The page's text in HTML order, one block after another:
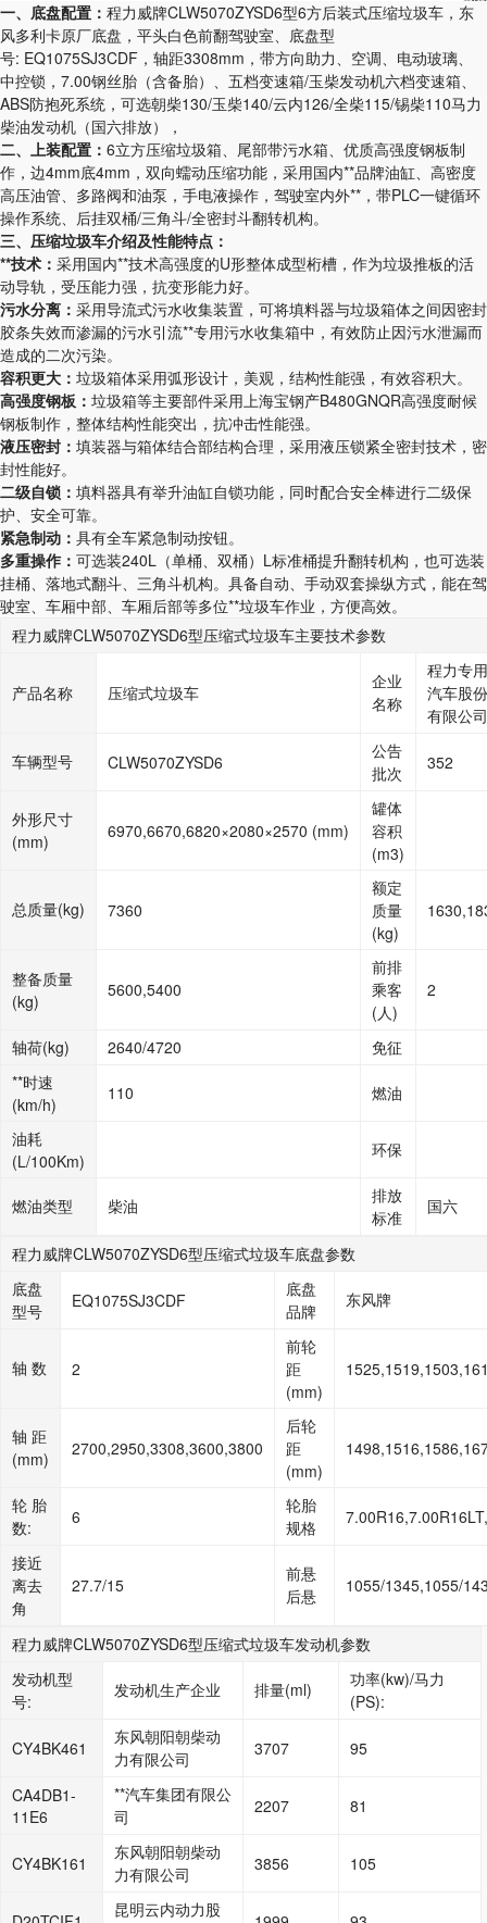
一、底盘配置： 程力威牌CLW5070ZYSD6型6方后装式压缩垃圾车，东
风多利卡原厂底盘，平头白色前翻驾驶室、底盘型
号: EQ1075SJ3CDF ，轴距3308mm ，带方向助力、空调、电动玻璃、
中控锁， 7.00钢丝胎（含备胎）、五档变速箱/玉柴发动机六档变速箱、
ABS防抱死系统，可选朝柴130/玉柴140/云内126/全柴115/锡柴110马力
柴油发动机（国六排放），
二、上装配置： 6立方压缩垃圾箱、尾部带污水箱、优质高强度钢板制
作，边4mm底4mm ，双向蠕动压缩功能，采用国内**品牌油缸、高密度
高压油管、多路阀和油泵，手电液操作，驾驶室内外**，带PLC一键循环
操作系统、后挂双桶/三角斗/全密封斗翻转机构。
三、压缩垃圾车介绍及性能特点：
**技术： 采用国内**技术高强度的U形整体成型桁槽，作为垃圾推板的活
动导轨，受压能力强，抗变形能力好。
污水分离： 采用导流式污水收集装置，可将填料器与垃圾箱体之间因密封
胶条失效而渗漏的污水引流**专用污水收集箱中，有效防止因污水泄漏而
造成的二次污染。
容积更大： 垃圾箱体采用弧形设计，美观，结构性能强，有效容积大。
高强度钢板： 垃圾箱等主要部件采用上海宝钢产B480GNQR高强度耐候
钢板制作，整体结构性能突出，抗冲击性能强。
液压密封： 填装器与箱体结合部结构合理，采用液压锁紧全密封技术，密
封性能好。
二级自锁： 填料器具有举升油缸自锁功能，同时配合安全棒进行二级保
护、安全可靠。
紧急制动： 具有全车紧急制动按钮。
多重操作： 可选装240L （单桶、双桶） L标准桶提升翻转机构，也可选装
挂桶、落地式翻斗、三角斗机构。具备自动、手动双套操纵方式，能在驾
驶室、车厢中部、车厢后部等多位**垃圾车作业，方便高效。
程力威牌CLW5070ZYSD6型压缩式垃圾车主要技术参数
产品名称 压缩式垃圾车
企业
名称
程力专用
汽车股份
有限公司
车辆型号 CLW5070ZYSD6
公告
批次
352
外形尺寸
(mm)
6970,6670,6820×2080×2570 (mm)
罐体
容积
(m3)
总质量(kg) 7360
额定
质量
(kg)
整备质量
(kg)
5600,5400
前排
乘客
(人)
2
轴荷(kg) 2640/4720
免征
**时速
(km/h)
110 燃油
油耗
(L/100Km)
环保
燃油类型 柴油
排放
标准
国六
程力威牌CLW5070ZYSD6型压缩式垃圾车底盘参数
底盘
型号
EQ1075SJ3CDF
底盘
品牌
东风牌
轴 数 2
前轮
距
(mm)
轴 距
(mm)
2700,2950,3308,3600,3800
后轮
距
(mm)
轮 胎
数:
6
轮胎
规格
接近
离去
角
27.7/15
前悬
后悬
1055/1345,1055/
程力威牌CLW5070ZYSD6型压缩式垃圾车发动机参数
发动机型
号:
发动机生产企业 排量(ml)
功率(kw)/马力
(PS):
CY4BK461
东风朝阳朝柴动
力有限公司
3707 95
CA4DB1-
11E6
**汽车集团有限公
司
2207 81
CY4BK161
东风朝阳朝柴动
力有限公司
3856 105
昆明云内动力股